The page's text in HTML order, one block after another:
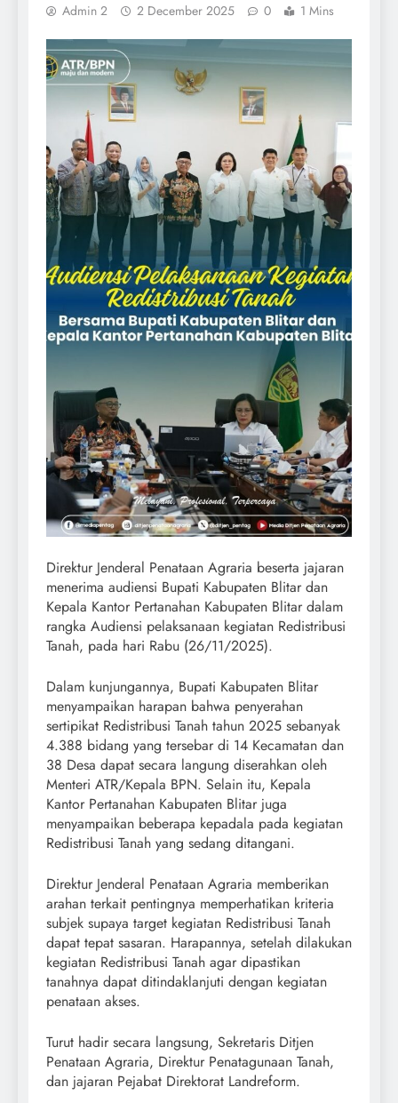
Admin 2 2 December 2025 0 1 Mins
Direktur Jenderal Penataan Agraria beserta jajaran
menerima audiensi Bupati Kabupaten Blitar dan
Kepala Kantor Pertanahan Kabupaten Blitar dalam
rangka Audiensi pelaksanaan kegiatan Redistribusi
Tanah, pada hari Rabu (26/11/2025).
Dalam kunjungannya, Bupati Kabupaten Blitar
menyampaikan harapan bahwa penyerahan
sertipikat Redistribusi Tanah tahun 2025 sebanyak
4.388 bidang yang tersebar di 14 Kecamatan dan
38 Desa dapat secara langung diserahkan oleh
Menteri ATR/Kepala BPN. Selain itu, Kepala
Kantor Pertanahan Kabupaten Blitar juga
menyampaikan beberapa kepadala pada kegiatan
Redistribusi Tanah yang sedang ditangani.
Direktur Jenderal Penataan Agraria memberikan
arahan terkait pentingnya memperhatikan kriteria
subjek supaya target kegiatan Redistribusi Tanah
dapat tepat sasaran. Harapannya, setelah dilakukan
kegiatan Redistribusi Tanah agar dipastikan
tanahnya dapat ditindaklanjuti dengan kegiatan
penataan akses.
Turut hadir secara langsung, Sekretaris Ditjen
Penataan Agraria, Direktur Penatagunaan Tanah,
dan jajaran Pejabat Direktorat Landreform.